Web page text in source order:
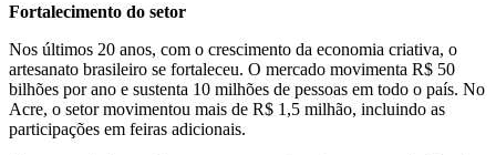
Fortalecimento do setor
Nos últimos 20 anos, com o crescimento da economia criativa, o
artesanato brasileiro se fortaleceu. O mercado movimenta R$ 50
bilhões por ano e sustenta 10 milhões de pessoas em todo o país. No
Acre, o setor movimentou mais de R$ 1,5 milhão, incluindo as
participações em feiras adicionais.